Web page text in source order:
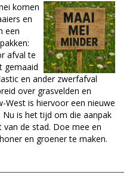
komen
en
een
afval te
gemaaid
en ander zwerfafval
over grasvelden en
West is hiervoor een nieuwe
is het tijd om die aanpak
de stad. Doe mee en
en groener te maken.